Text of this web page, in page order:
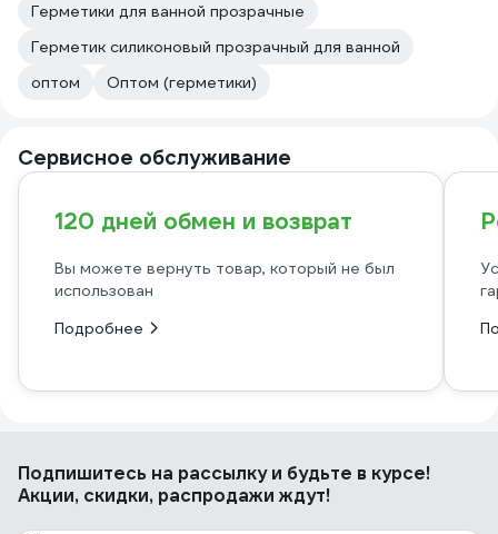
Герметики для ванной прозрачные
Герметик силиконовый прозрачный для ванной
оптом
Оптом (герметики)
Сервисное обслуживание
120 дней обмен и возврат
Вы можете вернуть товар, который не был
использован
Подробнее
Подпишитесь на рассылкуи будьте в курсе!
Акции, скидки, распродажи ждут!